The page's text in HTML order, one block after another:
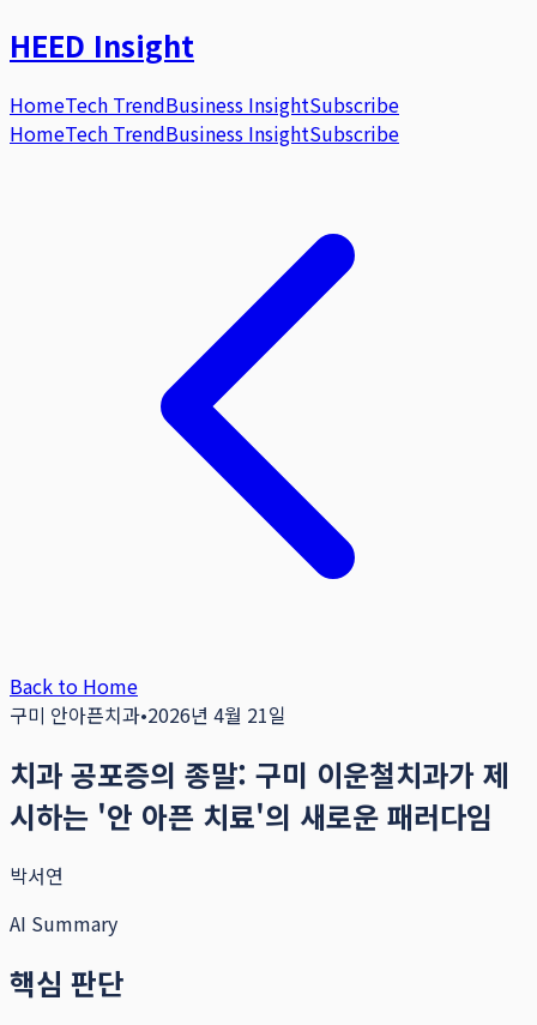
HEED Insight
HomeTech TrendBusiness InsightSubscribe
HomeTech TrendBusiness InsightSubscribe
Back to Home
구미 안아픈치과•2026년 4월 21일
치과 공포증의 종말: 구미 이운철치과가 제
시하는 '안 아픈 치료'의 새로운 패러다임
박서연
AI Summary
핵심 판단